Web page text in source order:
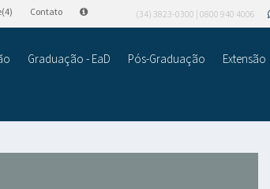
Contato (34) 3823-0300 | 0800 940 4006
Graduação - EaD Pós-Graduação Extensão